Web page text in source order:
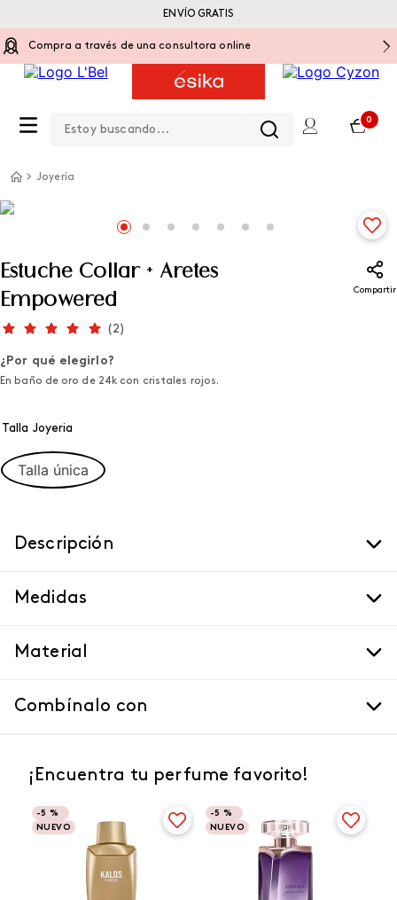
Compra a través de una consultora online
0
ENVÍO GRATIS
Joyería
Estuche Collar + Aretes
Empowered
Compartir
(2)
¿Por qué elegirlo?
En baño de oro de 24k con cristales rojos.
Talla Joyeria
Talla única
Descripción
Medidas
Material
Combínalo con
¡Encuentra tu perfume favorito!
-5 %
NUEVO
-5 %
NUEVO